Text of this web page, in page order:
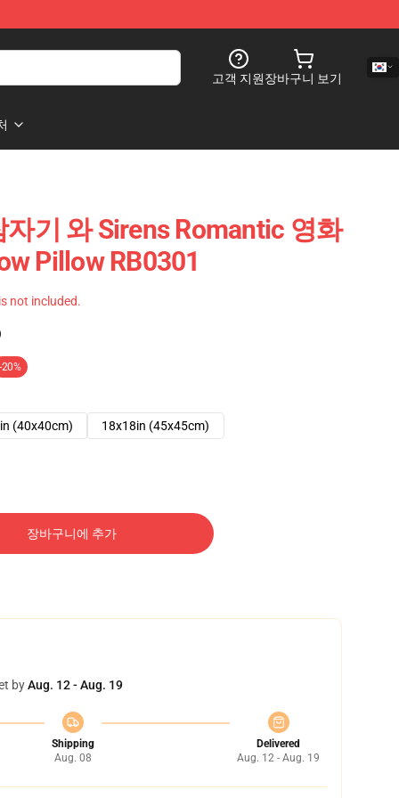
고객 지원장바구니 보기
기 와 Sirens Romantic 영화
Pillow RB0301
not included.
-20%
(40x40cm) 18x18in (45x45cm)
장바구니에 추가
byAug. 12 - Aug. 19
Shipping
Aug. 08
Delivered
Aug. 12 - Aug. 19